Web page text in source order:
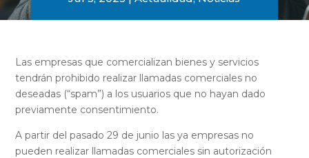
Las empresas que comercializan bienes y servicios
tendrán prohibido realizar llamadas comerciales no
deseadas (“spam”) a los usuarios que no hayan dado
previamente consentimiento.
A partir del pasado 29 de junio las ya empresas no
pueden realizar llamadas comerciales sin autorización